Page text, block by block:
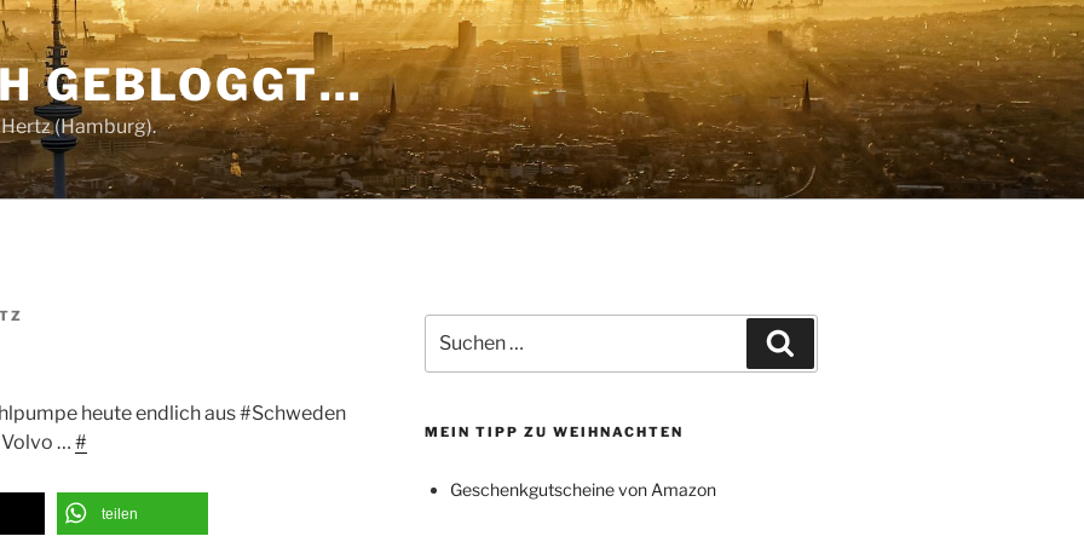
GEBLOGGT…
(Hamburg).
heute endlich aus #Schweden
… #
teilen
nach:
MEIN TIPP ZU WEIHNACHTEN
Geschenkgutscheine von Amazon